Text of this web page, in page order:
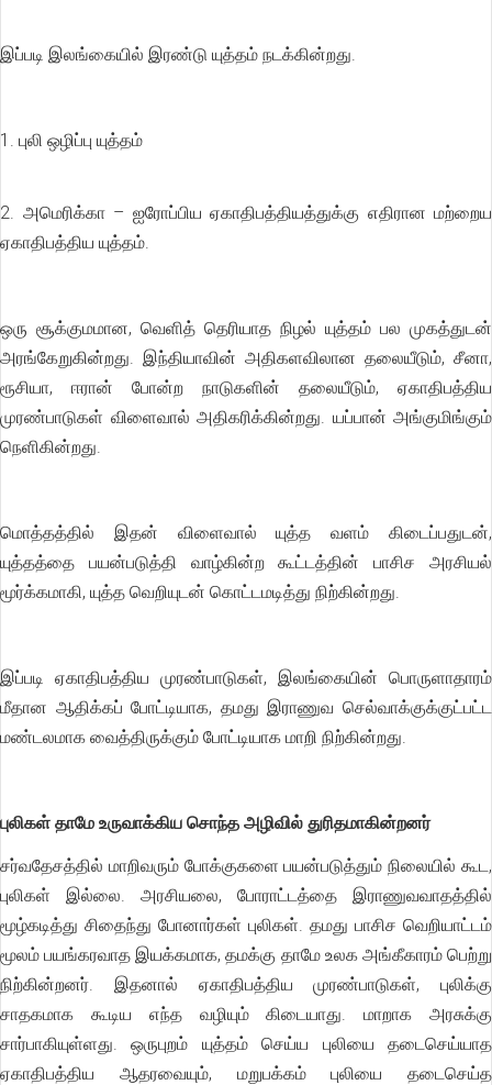
இப்படி இலங்கையில் இரண்டு யுத்தம் நடக்கின்றது.
1. புலி ஒழிப்பு யுத்தம்
2. அமெரிக்கா – ஐரோப்பிய ஏகாதிபத்தியத்துக்கு எதிரான மற்றைய
ஏகாதிபத்திய யுத்தம்.
ஒரு சூக்குமமான, வெளித் தெரியாத நிழல் யுத்தம் பல முகத்துடன்
அரங்கேறுகின்றது. இந்தியாவின் அதிகளவிலான தலையீடும், சீனா,
ரூசியா, ஈரான் போன்ற நாடுகளின் தலையீடும், ஏகாதிபத்திய
முரண்பாடுகள் விளைவால் அதிகரிக்கின்றது. யப்பான் அங்குமிங்கும்
நெளிகின்றது.
மொத்தத்தில் இதன் விளைவால் யுத்த வளம் கிடைப்பதுடன்,
யுத்தத்தை பயன்படுத்தி வாழ்கின்ற கூட்டத்தின் பாசிச அரசியல்
மூர்க்கமாகி, யுத்த வெறியுடன் கொட்டமடித்து நிற்கின்றது.
இப்படி ஏகாதிபத்திய முரண்பாடுகள், இலங்கையின் பொருளாதாரம்
மீதான ஆதிக்கப் போட்டியாக, தமது இராணுவ செல்வாக்குக்குட்பட்ட
மண்டலமாக வைத்திருக்கும் போட்டியாக மாறி நிற்கின்றது.
புலிகள் தாமே உருவாக்கிய சொந்த அழிவில் துரிதமாகின்றனர்
சர்வதேசத்தில் மாறிவரும் போக்குகளை பயன்படுத்தும் நிலையில் கூட,
புலிகள் இல்லை. அரசியலை, போராட்டத்தை இராணுவவாதத்தில்
மூழ்கடித்து சிதைந்து போனார்கள் புலிகள். தமது பாசிச வெறியாட்டம்
மூலம் பயங்கரவாத இயக்கமாக, தமக்கு தாமே உலக அங்கீகாரம் பெற்று
நிற்கின்றனர். இதனால் ஏகாதிபத்திய முரண்பாடுகள், புலிக்கு
சாதகமாக கூடிய எந்த வழியும் கிடையாது. மாறாக அரசுக்கு
சார்பாகியுள்ளது. ஒருபுறம் யுத்தம் செய்ய புலியை தடைசெய்யாத
ஏகாதிபத்திய ஆதரவையும், மறுபக்கம் புலியை தடைசெய்த